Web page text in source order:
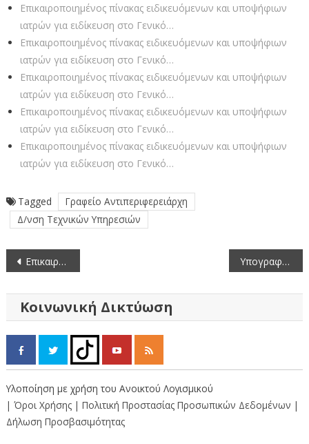
Eπικαιροποιημένος πίνακας ειδικευόμενων και υποψήφιων
ιατρών για ειδίκευση στο Γενικό…
Eπικαιροποιημένος πίνακας ειδικευόμενων και υποψήφιων
ιατρών για ειδίκευση στο Γενικό…
Eπικαιροποιημένος πίνακας ειδικευόμενων και υποψήφιων
ιατρών για ειδίκευση στο Γενικό…
Eπικαιροποιημένος πίνακας ειδικευόμενων και υποψήφιων
ιατρών για ειδίκευση στο Γενικό…
Eπικαιροποιημένος πίνακας ειδικευόμενων και υποψήφιων
ιατρών για ειδίκευση στο Γενικό…
Tagged
Γραφείο Αντιπεριφερειάρχη
Δ/νση Τεχνικών Υπηρεσιών
Πλοήγηση
Eπικαιροποιημένος πίνακας ειδικευόμενων και υποψήφιων ιατρών για ειδίκευση στο Γενικό Νοσοκομείο Καστοριάς Υπογραφή προγραμματικής σύμβασης για την ανάδειξη του Ιερού Ναού Αγίου Ζαχαρία Γράμμου
Κοινωνική Δικτύωση
Υλοποίηση με χρήση του Ανοικτού Λογισμικού
| Όροι Χρήσης | Πολιτική Προστασίας Προσωπικών Δεδομένων |
Δήλωση Προσβασιμότητας